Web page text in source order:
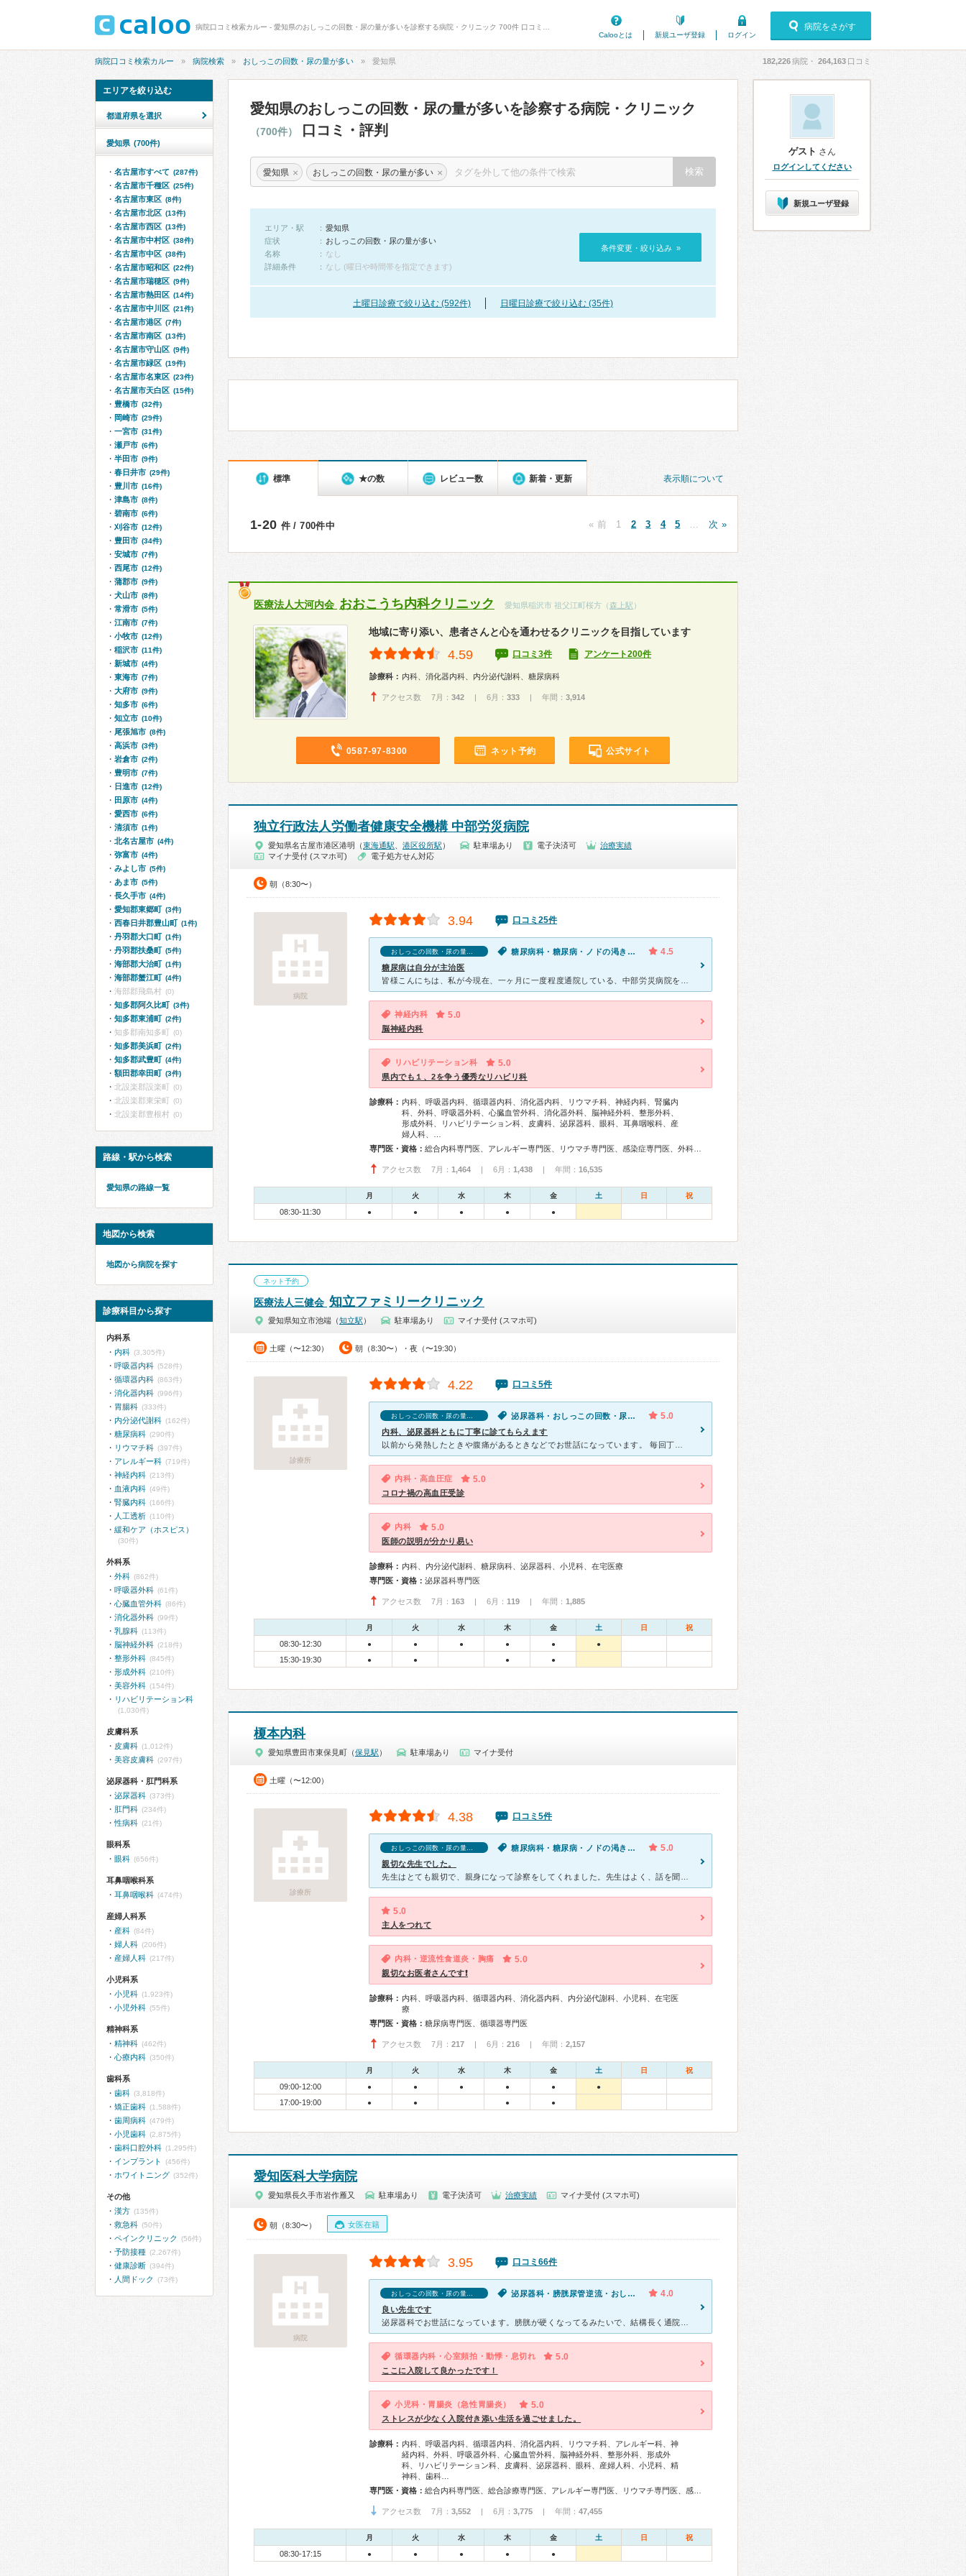
Calooとは
新規ユーザ登録 ログイン
病院をさがす
病院口コミ検索カルー 病院検索 おしっこの回数・尿の量が多い 愛知県 182,226病院・ 264,163 口コミ
愛知県のおしっこの回数・尿の量が多いを診察する病院・クリニック
（700件） 口コミ・評判
愛知県 × おしっこの回数・尿の量が多い ×
エリア・駅
愛知県
症状
おしっこの回数・尿の量が多い
名称
なし
詳細条件
なし (曜日や時間帯を指定できます)
条件変更・絞り込み »
土曜日診療で絞り込む (592件) 日曜日診療で絞り込む (35件)
表示順について
標準 ★の数 レビュー数 新着・更新
1-20 件 / 700件中 « 前 1 2 3 4 5 次 »
医療法人大河内会 おおこうち内科クリニック 愛知県稲沢市 祖父江町桜方（森上駅 ）
地域に寄り添い、患者さんと心を通わせるクリニックを目指しています
4.59 口コミ3件 アンケート200件
診療科： 内科、消化器内科、内分泌代謝科、糖尿病科
アクセス数 7月： 342 | 6月： 333 | 年間： 3,914
0587-97-8300 ネット予約 公式サイト
独立行政法人労働者健康安全機構 中部労災病院
愛知県名古屋市港区港明（東海通駅 港区役所駅 ） 駐車場あり 電子決済可
治療実績
マイナ受付 (スマホ可)
電子処方せん対応
朝（8:30〜）
病院
3.94 口コミ25件
おしっこの回数・尿の量が多いの口コミ 糖尿病科・糖尿病・ノドの渇き・体調不良・おしっこの回数・尿の量が多い・慢性の下痢 4.5
糖尿病は自分が主治医
神経内科 5.0
脳神経内科
リハビリテーション科 5.0
県内でも１、2を争う優秀なリハビリ科
診療科： 内科、呼吸器内科、循環器内科、消化器内科、リウマチ科、神経内科、腎臓内
科、外科、呼吸器外科、心臓血管外科、消化器外科、脳神経外科、整形外科、
形成外科、リハビリテーション科、皮膚科、泌尿器科、眼科、耳鼻咽喉科、産
婦人科、…
専門医・資格：
アクセス数 7月： 1,464 | 6月： 1,438 | 年間： 16,535
月 火 水 木 金 土 日 祝
08:30-11:30 ● ● ● ● ●
ネット予約
医療法人三健会 知立ファミリークリニック
愛知県知立市池端（知立駅 ） 駐車場あり マイナ受付 (スマホ可)
土曜（〜12:30） 朝（8:30〜）・夜（〜19:30）
診療所
4.22 口コミ5件
おしっこの回数・尿の量が多いの口コミ 泌尿器科・おしっこの回数・尿の量が多い 5.0
内科、泌尿器科ともに丁寧に診てもらえます
内科・高血圧症 5.0
コロナ禍の高血圧受診
内科 5.0
医師の説明が分かり易い
診療科： 内科、内分泌代謝科、糖尿病科、泌尿器科、小児科、在宅医療
専門医・資格： 泌尿器科専門医
アクセス数 7月： 163 | 6月： 119 | 年間： 1,885
月 火 水 木 金 土 日 祝
08:30-12:30 ● ● ● ● ● ●
15:30-19:30 ● ● ● ●
榎本内科
愛知県豊田市東保見町（保見駅 ） 駐車場あり マイナ受付
土曜（〜12:00）
診療所
4.38 口コミ5件
おしっこの回数・尿の量が多いの口コミ 糖尿病科・糖尿病・ノドの渇き・おしっこの回数・尿の量が多い 5.0
親切な先生でした。
5.0
主人をつれて
内科・逆流性食道炎・胸痛 5.0
親切なお医者さんです❗
診療科： 内科、呼吸器内科、循環器内科、消化器内科、内分泌代謝科、小児科、在宅医
療
専門医・資格： 糖尿病専門医、循環器専門医
アクセス数 7月： 217 | 6月： 216 | 年間： 2,157
月 火 水 木 金 土 日 祝
09:00-12:00 ● ● ● ● ● ●
17:00-19:00 ● ● ● ●
愛知医科大学病院
愛知県長久手市岩作雁又 駐車場あり 電子決済可 治療実績 マイナ受付 (スマホ可)
朝（8:30〜） 女医在籍
病院
3.95 口コミ66件
おしっこの回数・尿の量が多いの口コミ 泌尿器科・膀胱尿管逆流・おしっこの回数・尿の量が多い 4.0
良い先生です
循環器内科・心室頻拍・動悸・息切れ 5.0
ここに入院して良かったです！
小児科・胃腸炎（急性胃腸炎） 5.0
ストレスが少なく入院付き添い生活を過ごせました。
診療科： 内科、呼吸器内科、循環器内科、消化器内科、リウマチ科、アレルギー科、神
経内科、外科、呼吸器外科、心臓血管外科、脳神経外科、整形外科、形成外
科、リハビリテーション科、皮膚科、泌尿器科、眼科、産婦人科、小児科、精
神科、歯科…
専門医・資格：
アクセス数 7月： 3,552 | 6月： 3,775 | 年間： 47,455
月 火 水 木 金 土 日 祝
08:30-17:15 ● ● ● ● ●
エリアを絞り込む
都道府県を選択
愛知県 (700件)
名古屋市すべて (287件)
名古屋市千種区 (25件)
名古屋市東区 (8件)
名古屋市北区 (13件)
名古屋市西区 (13件)
名古屋市中村区 (38件)
名古屋市中区 (38件)
名古屋市昭和区 (22件)
名古屋市瑞穂区 (9件)
名古屋市熱田区 (14件)
名古屋市中川区 (21件)
名古屋市港区 (7件)
名古屋市南区 (13件)
名古屋市守山区 (9件)
名古屋市緑区 (19件)
名古屋市名東区 (23件)
名古屋市天白区 (15件)
豊橋市 (32件)
岡崎市 (29件)
一宮市 (31件)
瀬戸市 (6件)
半田市 (9件)
春日井市 (29件)
豊川市 (16件)
津島市 (8件)
碧南市 (6件)
刈谷市 (12件)
豊田市 (34件)
安城市 (7件)
西尾市 (12件)
蒲郡市 (9件)
犬山市 (8件)
常滑市 (5件)
江南市 (7件)
小牧市 (12件)
稲沢市 (11件)
新城市 (4件)
東海市 (7件)
大府市 (9件)
知多市 (6件)
知立市 (10件)
尾張旭市 (8件)
高浜市 (3件)
岩倉市 (2件)
豊明市 (7件)
日進市 (12件)
田原市 (4件)
愛西市 (6件)
清須市 (1件)
北名古屋市 (4件)
弥富市 (4件)
みよし市 (5件)
あま市 (5件)
長久手市 (4件)
愛知郡東郷町 (3件)
西春日井郡豊山町 (1件)
丹羽郡大口町 (1件)
丹羽郡扶桑町 (5件)
海部郡大治町 (1件)
海部郡蟹江町 (4件)
海部郡飛島村 (0)
知多郡阿久比町 (3件)
知多郡東浦町 (2件)
知多郡南知多町 (0)
知多郡美浜町 (2件)
知多郡武豊町 (4件)
額田郡幸田町 (3件)
北設楽郡設楽町 (0)
北設楽郡東栄町 (0)
北設楽郡豊根村 (0)
路線・駅から検索
愛知県の路線一覧
地図から検索
地図から病院を探す
診療科目から探す
内科系
内科 (3,305件)
呼吸器内科 (528件)
循環器内科 (863件)
消化器内科 (996件)
胃腸科 (333件)
内分泌代謝科 (162件)
糖尿病科 (290件)
リウマチ科 (397件)
アレルギー科 (719件)
神経内科 (213件)
血液内科 (49件)
腎臓内科 (166件)
人工透析 (110件)
緩和ケア（ホスピス）
(30件)
外科系
外科 (862件)
呼吸器外科 (61件)
心臓血管外科 (86件)
消化器外科 (99件)
乳腺科 (113件)
脳神経外科 (218件)
整形外科 (845件)
形成外科 (210件)
美容外科 (154件)
リハビリテーション科
(1,030件)
皮膚科系
皮膚科 (1,012件)
美容皮膚科 (297件)
泌尿器科・肛門科系
泌尿器科 (373件)
肛門科 (234件)
性病科 (21件)
眼科系
眼科 (656件)
耳鼻咽喉科系
耳鼻咽喉科 (474件)
産婦人科系
産科 (84件)
婦人科 (206件)
産婦人科 (217件)
小児科系
小児科 (1,923件)
小児外科 (55件)
精神科系
精神科 (462件)
心療内科 (350件)
歯科系
歯科 (3,818件)
矯正歯科 (1,588件)
歯周病科 (479件)
小児歯科 (2,875件)
歯科口腔外科 (1,295件)
インプラント (456件)
ホワイトニング (352件)
その他
漢方 (135件)
救急科 (50件)
ペインクリニック (56件)
予防接種 (2,267件)
健康診断 (394件)
人間ドック (73件)
ゲスト さん
ログインしてください
新規ユーザ登録